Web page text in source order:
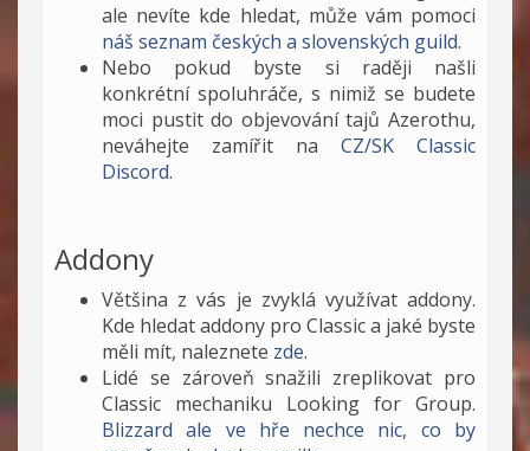
ale nevíte kde hledat, může vám pomoci
náš seznam českých a slovenských guild.
Nebo pokud byste si raději našli
konkrétní spoluhráče, s nimiž se budete
moci pustit do objevování tajů Azerothu,
neváhejte zamířit na CZ/SK Classic
Discord.
Addony
Většina z vás je zvyklá využívat addony.
Kde hledat addony pro Classic a jaké byste
měli mít, naleznete zde.
Lidé se zároveň snažili zreplikovat pro
Classic mechaniku Looking for Group.
Blizzard ale ve hře nechce nic, co by